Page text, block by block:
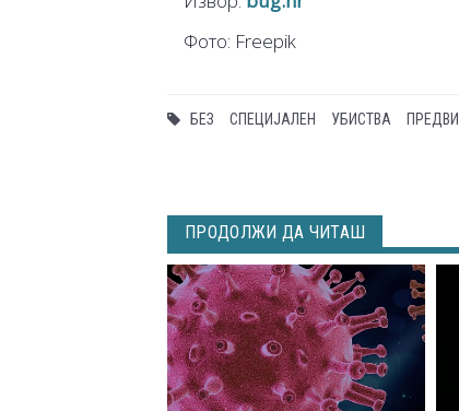
Фото: Freepik
БЕЗ СПЕЦИЈАЛЕН УБИСТВА
ПРОДОЛЖИ ДА ЧИТАШ